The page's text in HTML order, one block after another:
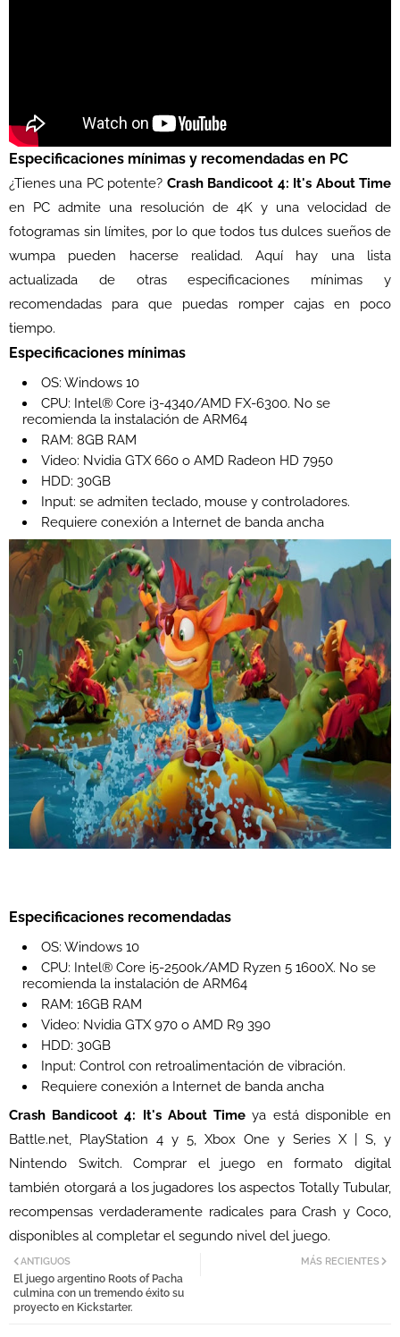
Especificaciones mínimas y recomendadas en PC
¿Tienes una PC potente? Crash Bandicoot 4: It's About Time
en PC admite una resolución de 4K y una velocidad de
fotogramas sin límites, por lo que todos tus dulces sueños de
wumpa pueden hacerse realidad. Aquí hay una lista
actualizada de otras especificaciones mínimas y
recomendadas para que puedas romper cajas en poco
tiempo.
Especificaciones mínimas
OS: Windows 10
CPU: Intel® Core i3-4340/AMD FX-6300. No se
recomienda la instalación de ARM64
RAM: 8GB RAM
Video: Nvidia GTX 660 o AMD Radeon HD 7950
HDD: 30GB
Input: se admiten teclado, mouse y controladores.
Requiere conexión a Internet de banda ancha
Especificaciones recomendadas
OS: Windows 10
CPU: Intel® Core i5-2500k/AMD Ryzen 5 1600X. No se
recomienda la instalación de ARM64
RAM: 16GB RAM
Video: Nvidia GTX 970 o AMD R9 390
HDD: 30GB
Input: Control con retroalimentación de vibración.
Requiere conexión a Internet de banda ancha
Crash Bandicoot 4: It's About Time ya está disponible en
Battle.net, PlayStation 4 y 5, Xbox One y Series X | S, y
Nintendo Switch. Comprar el juego en formato digital
también otorgará a los jugadores los aspectos Totally Tubular,
recompensas verdaderamente radicales para Crash y Coco,
disponibles al completar el segundo nivel del juego.
MÁS RECIENTES
ANTIGUOS
El juego argentino Roots of Pacha
culmina con un tremendo éxito su
proyecto en Kickstarter.